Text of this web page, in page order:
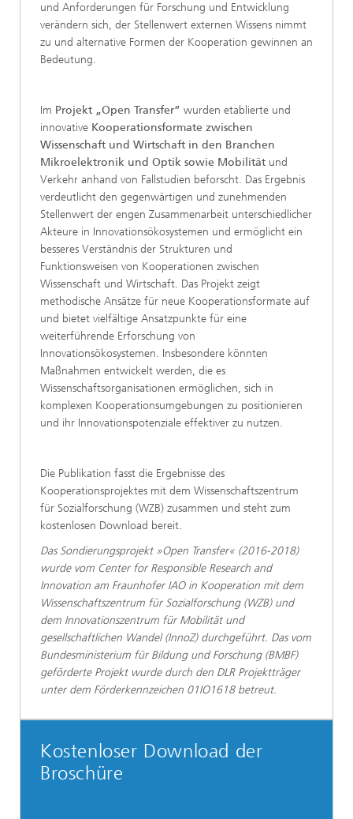
und Anforderungen für Forschung und Entwicklung
verändern sich, der Stellenwert externen Wissens nimmt
zu und alternative Formen der Kooperation gewinnen an
Bedeutung.
Im Projekt „Open Transfer” wurden etablierte und
innovative Kooperationsformate zwischen
Wissenschaft und Wirtschaft in den Branchen
Mikroelektronik und Optik sowie Mobilität und
Verkehr anhand von Fallstudien beforscht. Das Ergebnis
verdeutlicht den gegenwärtigen und zunehmenden
Stellenwert der engen Zusammenarbeit unterschiedlicher
Akteure in Innovationsökosystemen und ermöglicht ein
besseres Verständnis der Strukturen und
Funktionsweisen von Kooperationen zwischen
Wissenschaft und Wirtschaft. Das Projekt zeigt
methodische Ansätze für neue Kooperationsformate auf
und bietet vielfältige Ansatzpunkte für eine
weiterführende Erforschung von
Innovationsökosystemen. Insbesondere könnten
Maßnahmen entwickelt werden, die es
Wissenschaftsorganisationen ermöglichen, sich in
komplexen Kooperationsumgebungen zu positionieren
und ihr Innovationspotenziale effektiver zu nutzen.
Die Publikation fasst die Ergebnisse des
Kooperationsprojektes mit dem Wissenschaftszentrum
für Sozialforschung (WZB) zusammen und steht zum
kostenlosen Download bereit.
Das Sondierungsprojekt »Open Transfer« (2016-2018)
wurde vom Center for Responsible Research and
Innovation am Fraunhofer IAO in Kooperation mit dem
Wissenschaftszentrum für Sozialforschung (WZB) und
dem Innovationszentrum für Mobilität und
gesellschaftlichen Wandel (InnoZ) durchgeführt. Das vom
Bundesministerium für Bildung und Forschung (BMBF)
geförderte Projekt wurde durch den DLR Projektträger
unter dem Förderkennzeichen 01IO1618 betreut.
Kostenloser Download der
Broschüre